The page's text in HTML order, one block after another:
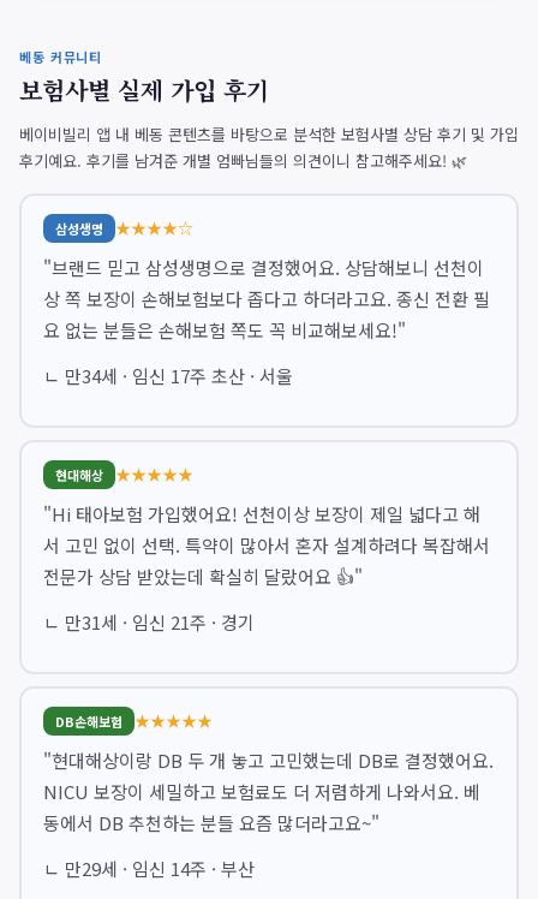
베동 커뮤니티
보험사별 실제 가입 후기
베이비빌리 앱 내 베동 콘텐츠를 바탕으로 분석한 보험사별 상담 후기 및 가입
후기예요. 후기를 남겨준 개별 엄빠님들의 의견이니 참고해주세요! 🌿
삼성생명 ★★★★☆
"브랜드 믿고 삼성생명으로 결정했어요. 상담해보니 선천이
상 쪽 보장이 손해보험보다 좁다고 하더라고요. 종신 전환 필
요 없는 분들은 손해보험 쪽도 꼭 비교해보세요!"
ㄴ 만34세 · 임신 17주 초산 · 서울
현대해상 ★★★★★
"Hi 태아보험 가입했어요! 선천이상 보장이 제일 넓다고 해
서 고민 없이 선택. 특약이 많아서 혼자 설계하려다 복잡해서
전문가 상담 받았는데 확실히 달랐어요 👍"
ㄴ 만31세 · 임신 21주 · 경기
DB손해보험 ★★★★★
"현대해상이랑 DB 두 개 놓고 고민했는데 DB로 결정했어요.
NICU 보장이 세밀하고 보험료도 더 저렴하게 나와서요. 베
동에서 DB 추천하는 분들 요즘 많더라고요~"
ㄴ 만29세 · 임신 14주 · 부산